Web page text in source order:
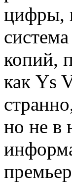
цифры,
копий,
как Ys
но не в